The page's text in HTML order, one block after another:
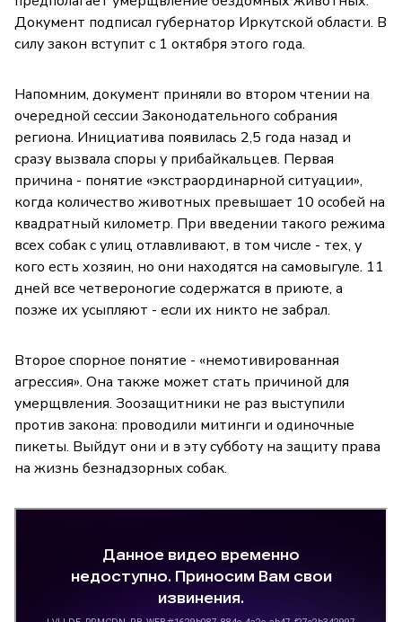
Документ подписал губернатор Иркутской области. В
силу закон вступит с 1 октября этого года.
Напомним, документ приняли во втором чтении на
очередной сессии Законодательного собрания
региона. Инициатива появилась 2,5 года назад и
сразу вызвала споры у прибайкальцев. Первая
причина - понятие «экстраординарной ситуации»,
когда количество животных превышает 10 особей на
квадратный километр. При введении такого режима
всех собак с улиц отлавливают, в том числе - тех, у
кого есть хозяин, но они находятся на самовыгуле. 11
дней все четвероногие содержатся в приюте, а
позже их усыпляют - если их никто не забрал.
Второе спорное понятие - «немотивированная
агрессия». Она также может стать причиной для
умерщвления. Зоозащитники не раз выступили
против закона: проводили митинги и одиночные
пикеты. Выйдут они и в эту субботу на защиту права
на жизнь безнадзорных собак.